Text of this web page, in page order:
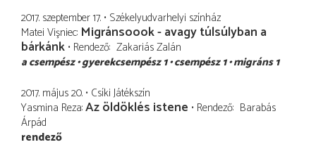
2017. szeptember 17. Székelyudvarhelyi színház
Matei Vişniec Migránsoook - avagy túlsúlyban a
bárkánk Rendező Zakariás Zalán
a csempész gyerekcsempész 1 csempész 1 migráns 1
2017. május 20. Csíki Játékszín
Yasmina Reza Az öldöklés istene Rendező Barabás
Árpád
rendező